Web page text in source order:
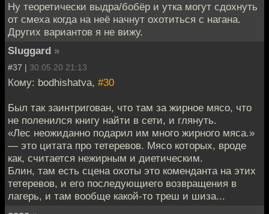
Ну теоретически выдра/бобёр и утка могут сдохнуть
от смеха когда на неё начнут охотиться с нагана.
Других вариантов я не вижу.
Sluggard »
#37 | 30.05.20 21:13
Кому: bodhishatva, #30
Был так заинтригован, что там за жирное мясо, что
не поленился книгу найти в сети, и глянуть.
«Лес неожиданно подарил им много жирного мяса.»
— это цитата про тетеревов. Мясо которых, вроде
как, считается нежирным и диетическим.
Блин, там есть сцена охоты это коменданта на этих
тетеревов, и его последующиего возвращения в
лагерь, и там вообще какой-то треш и шиза...